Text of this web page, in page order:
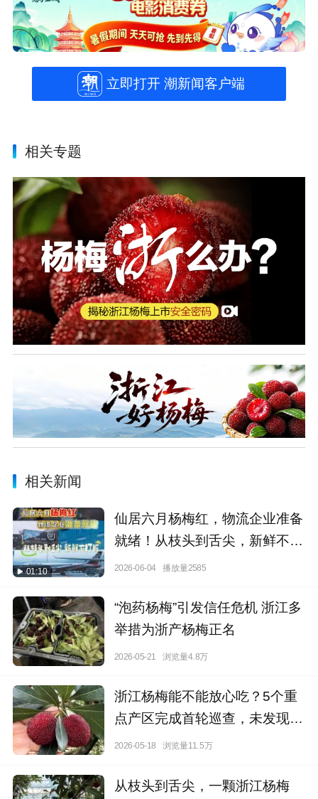
立即打开 潮新闻客户端
相关专题
相关新闻
01:10
仙居六月杨梅红，物流企业准备
就绪！从枝头到舌尖，新鲜不打
折！
2026-06-04 播放量2585
“泡药杨梅”引发信任危机 浙江多
举措为浙产杨梅正名
2026-05-21 浏览量4.8万
浙江杨梅能不能放心吃？5个重
点产区完成首轮巡查，未发现类
似违规添加
2026-05-18 浏览量11.5万
从枝头到舌尖，一颗浙江杨梅